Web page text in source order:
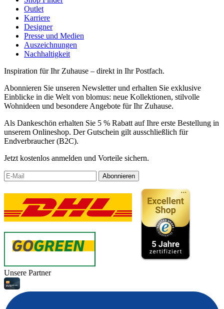
Outlet
Karriere
Designer
Presse und Medien
Auszeichnungen
Nachhaltigkeit
Inspiration für Ihr Zuhause – direkt in Ihr Postfach.
Abonnieren Sie unseren Newsletter und erhalten Sie exklusive
Einblicke in die Welt von blomus: neue Kollektionen, stilvolle
Wohnideen und besondere Angebote für Ihr Zuhause.
Als Dankeschön erhalten Sie 5 % Rabatt auf Ihre erste Bestellung in
unserem Onlineshop. Der Gutschein gilt ausschließlich für
Endverbraucher (B2C).
Jetzt kostenlos anmelden und Vorteile sichern.
Abonnieren
Unsere Partner